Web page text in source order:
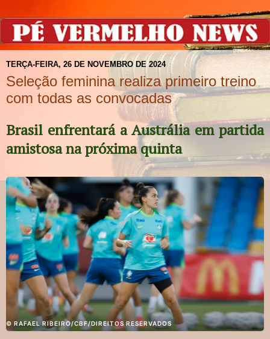
TERÇA-FEIRA, 26 DE NOVEMBRO DE 2024
Seleção feminina realiza primeiro treino
com todas as convocadas
Brasil enfrentará a Austrália em partida
amistosa na próxima quinta
© RAFAEL RIBEIRO/CBF/DIREITOS RESERVADOS